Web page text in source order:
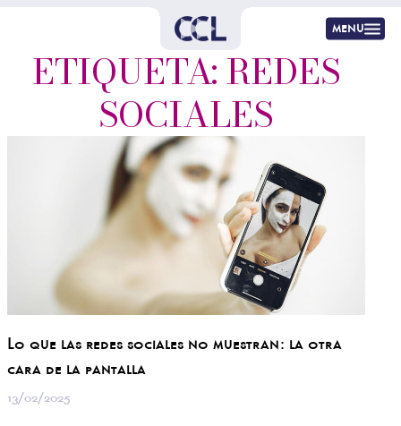
menu
ETIQUETA: REDES
SOCIALES
Lo que las redes sociales no muestran: la otra
cara de la pantalla
13/02/2025